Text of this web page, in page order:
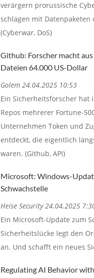
verärgern prorussische
schlagen mit Datenpaketen
(Cyberwar, DoS)
Github: Forscher macht
Dateien 64.000 US-Dollar
Golem 24.04.2025 10:53
Ein Sicherheitsforscher hat
Repos mehrerer Fortune-
Unternehmen Token und
entdeckt, die eigentlich
waren. (Github, API)
Microsoft: Windows-
Schwachstelle
Heise Security 24.04.2025
Ein Microsoft-Update zum
Sicherheitslücke legt den
an. Und schafft ein neues
Regulating AI Behavior